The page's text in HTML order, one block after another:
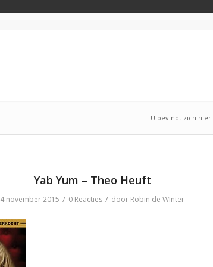
U bevindt zich hier:
Yab Yum – Theo Heuft
4 november 2015 / 0 Reacties / door Robin de WInter